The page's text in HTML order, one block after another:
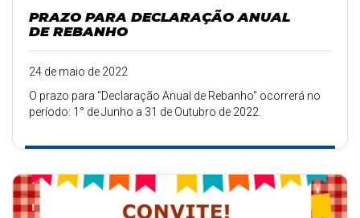
PRAZO PARA DECLARAÇÃO ANUAL
DE REBANHO
24 de maio de 2022
O prazo para "Declaração Anual de Rebanho" ocorrerá no
período: 1° de Junho a 31 de Outubro de 2022.